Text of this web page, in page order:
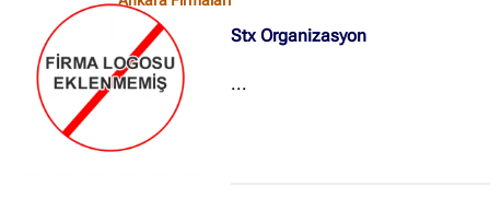
Stx Organizasyon
...